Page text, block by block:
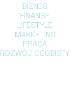
BIZNES
FINANSE
LIFESTYLE
MARKETING
PRACA
ROZWÓJ OSOBISTY